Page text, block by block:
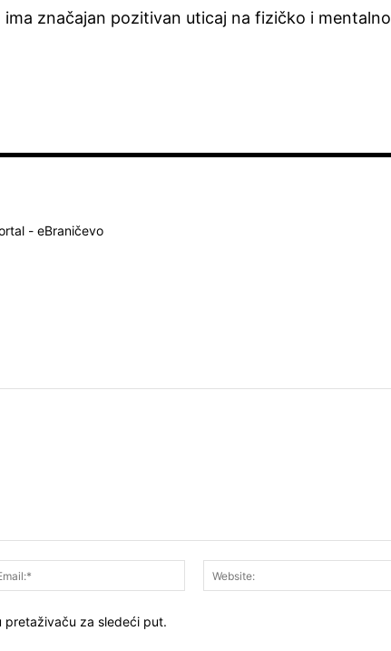
značajan pozitivan uticaj na fizičko i mentalno
- eBraničevo
Email:*
pretaživaču za sledeći put.